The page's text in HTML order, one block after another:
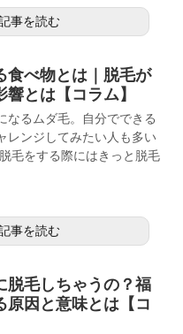
事を読む
食べ物とは｜脱毛が
とは【コラム】
なるムダ毛。自分でできる
レンジしてみたい人も多い
毛をする際にはきっと脱毛
事を読む
脱毛しちゃうの？福
原因と意味とは【コ